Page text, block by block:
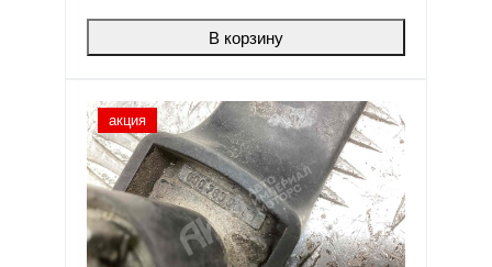
В корзину
акция